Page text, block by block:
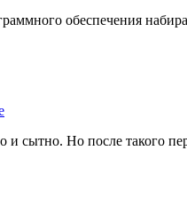
обеспечения
сытно. Но после такого